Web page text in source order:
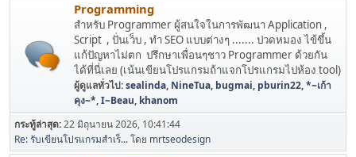
Programming
สำหรับ Programmer ผู้สนใจในการพัฒนา Application ,
Script , ปั่นเว็บ , ทำ SEO แบบต่างๆ ....... ปวดหมอง ไข้ขึ้น
แก้ปัญหาไม่ตก ปรึกษาเพื่อนๆชาว Programmer ด้วยกัน
ได้ที่นี่เลย (เน้นเขียนโปรแกรมถ้าแจกโปรแกรมไปห้อง tool)
ผู้ดูแลทั่วไป:sealinda, NineTua, bugmai, pburin22,*~เก้า
คุง~*,I~Beau, khanom
กระทู้ล่าสุด:22 มิถุนายน 2026, 10:41:44
Re: รับเขียนโปรแกรมสำเร็...โดย mrtseodesign